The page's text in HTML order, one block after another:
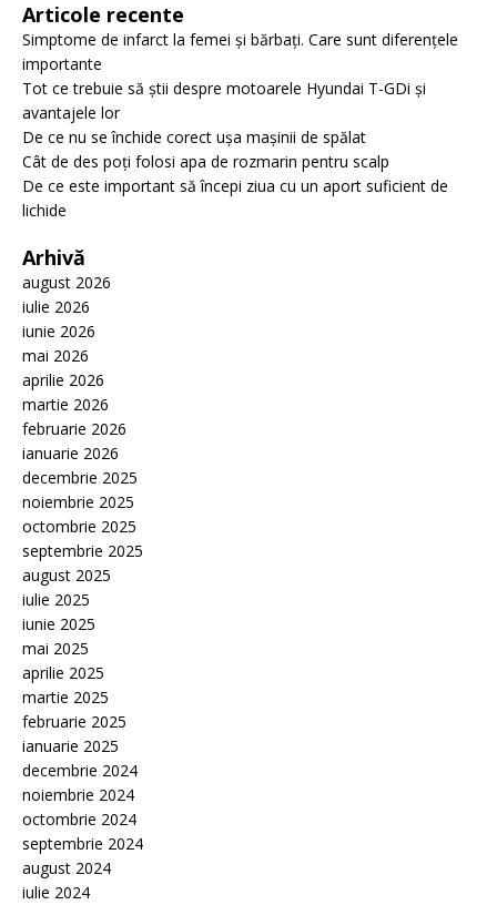
Articole recente
Simptome de infarct la femei și bărbați. Care sunt diferențele
importante
Tot ce trebuie să știi despre motoarele Hyundai T-GDi și
avantajele lor
De ce nu se închide corect ușa mașinii de spălat
Cât de des poți folosi apa de rozmarin pentru scalp
De ce este important să începi ziua cu un aport suficient de
lichide
Arhivă
august 2026
iulie 2026
iunie 2026
mai 2026
aprilie 2026
martie 2026
februarie 2026
ianuarie 2026
decembrie 2025
noiembrie 2025
octombrie 2025
septembrie 2025
august 2025
iulie 2025
iunie 2025
mai 2025
aprilie 2025
martie 2025
februarie 2025
ianuarie 2025
decembrie 2024
noiembrie 2024
octombrie 2024
septembrie 2024
august 2024
iulie 2024